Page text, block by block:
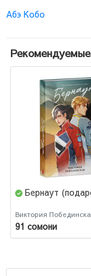
Абэ Кобо
Бернаут
Виктория
91 сомони